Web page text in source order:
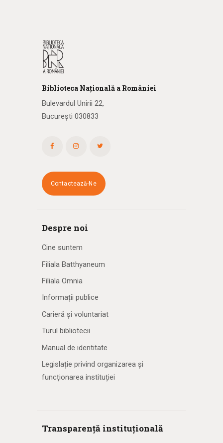
Biblioteca Națională a României
Bulevardul Unirii 22,
București 030833
Contactează-Ne
Despre noi
Cine suntem
Filiala Batthyaneum
Filiala Omnia
Informații publice
Carieră și voluntariat
Turul bibliotecii
Manual de identitate
Legislație privind organizarea și
funcționarea instituției
Transparență instituțională